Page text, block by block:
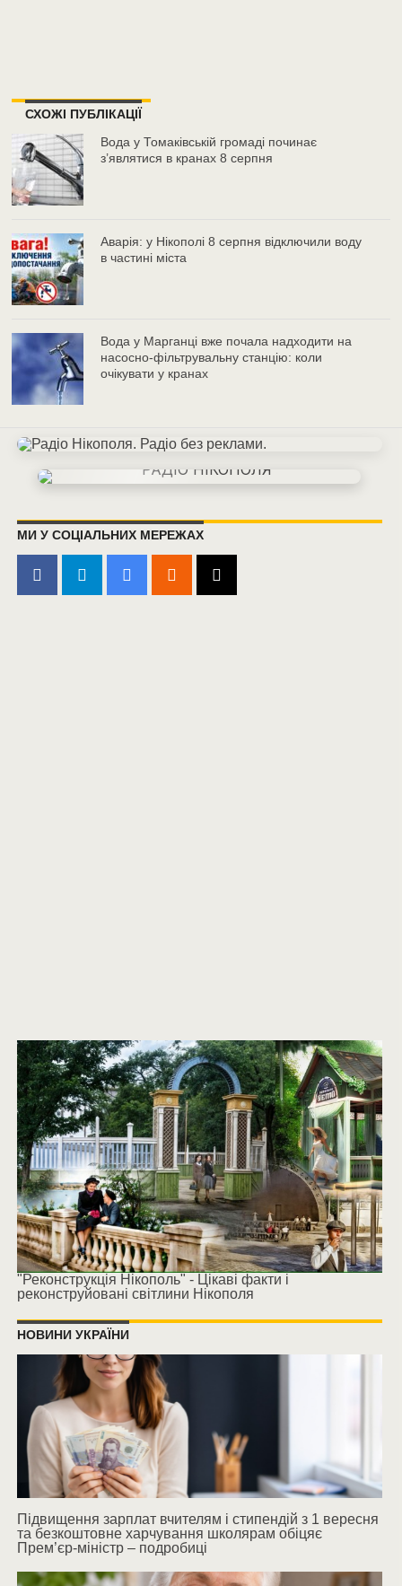
СХОЖІ ПУБЛІКАЦІЇ
Вода у Томаківській громаді починає
з’являтися в кранах 8 серпня
Аварія: у Нікополі 8 серпня відключили воду
в частині міста
Вода у Марганці вже почала надходити на
насосно-фільтрувальну станцію: коли
очікувати у кранах
МИ У СОЦІАЛЬНИХ МЕРЕЖАХ
"Реконструкція Нікополь" - Цікаві факти і
реконструйовані світлини Нікополя
НОВИНИ УКРАЇНИ
Підвищення зарплат вчителям і стипендій з 1 вересня
та безкоштовне харчування школярам обіцяє
Прем’єр-міністр – подробиці